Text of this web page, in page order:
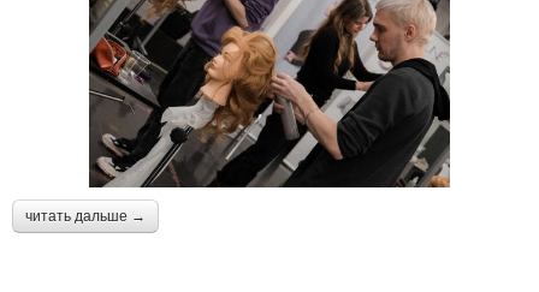
читать дальше →